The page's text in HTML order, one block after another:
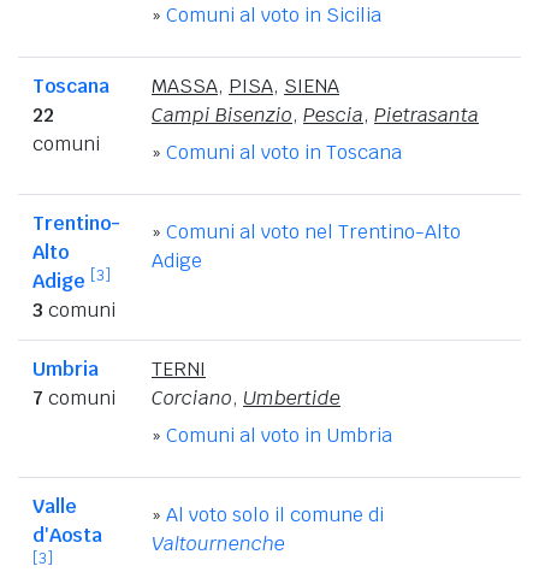
» Comuni al voto in Sicilia
Toscana
22
comuni
MASSA, PISA, SIENA
Campi Bisenzio, Pescia, Pietrasanta
» Comuni al voto in Toscana
Trentino-
Alto
Adige
[3]
3 comuni
» Comuni al voto nel Trentino-Alto
Adige
Umbria
7 comuni
TERNI
Corciano, Umbertide
» Comuni al voto in Umbria
Valle
d'Aosta
[3]
» Al voto solo il comune di
Valtournenche